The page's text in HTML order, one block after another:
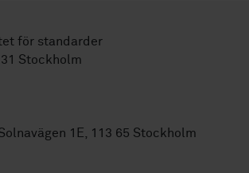
för standarder
31 Stockholm
1E, 113 65 Stockholm